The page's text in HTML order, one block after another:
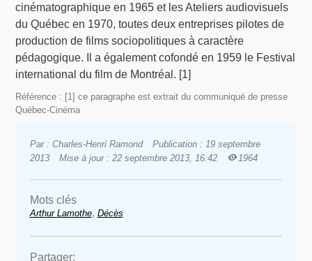
cinématographique en 1965 et les Ateliers audiovisuels
du Québec en 1970, toutes deux entreprises pilotes de
production de films sociopolitiques à caractère
pédagogique. Il a également cofondé en 1959 le Festival
international du film de Montréal. [1]
Référence : [1] ce paragraphe est extrait du communiqué de presse
Québec-Cinéma
Par : Charles-Henri Ramond
Publication : 19 septembre
2013
Mise à jour : 22 septembre 2013, 16:42 1964
Mots clés
Arthur Lamothe, Décès
Partager: